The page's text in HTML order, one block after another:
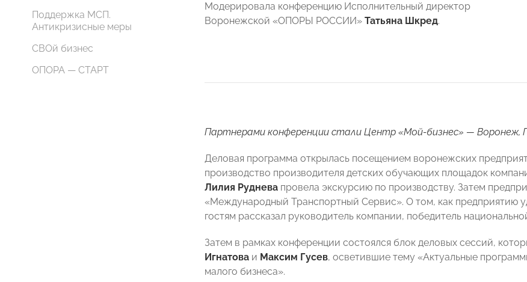
Поддержка МСП.
Антикризисные меры
СВОй бизнес
ОПОРА — СТАРТ
Модерировала конференцию Исполнительный директор
Воронежской «ОПОРЫ РОССИИ» Татьяна Шкред.
Партнерами конференции стали Центр «Мой-бизнес» — Воронеж,
Деловая программа открылась посещением воронежских
производство производителя детских обучающих площадок
Лилия Руднева провела экскурсию по производству. Затем
«Международный Транспортный Сервис». О том, как предприятию
гостям рассказал руководитель компании, победитель
Затем в рамках конференции состоялся блок деловых сессий,
Игнатова и Максим Гусев, осветившие тему «Актуальные
малого бизнеса».